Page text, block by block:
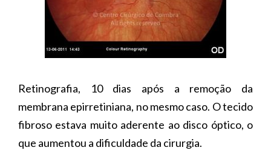
Retinografia, 10 dias após a remoção da
membrana epirretiniana, no mesmo caso. O tecido
fibroso estava muito aderente ao disco óptico, o
que aumentou a dificuldade da cirurgia.